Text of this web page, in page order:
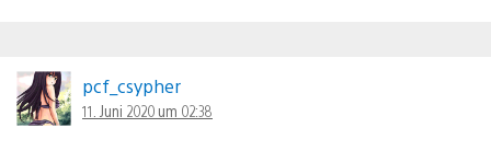
pcf_csypher
11. Juni 2020 um 02:38